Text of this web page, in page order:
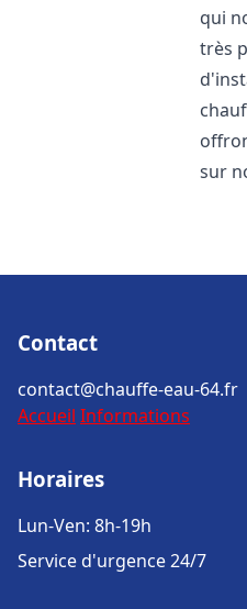
qui
très
sur
Contact
contact@chauffe-eau-64.fr
Accueil Informations
Horaires
Lun-Ven: 8h-19h
Service d'urgence 24/7